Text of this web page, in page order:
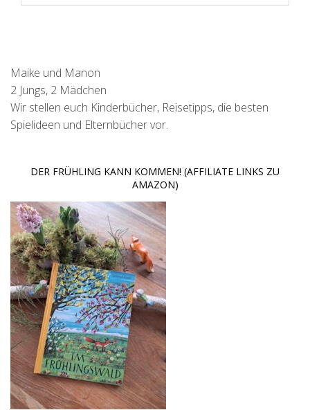
Maike und Manon
2 Jungs, 2 Mädchen
Wir stellen euch Kinderbücher, Reisetipps, die besten
Spielideen und Elternbücher vor.
DER FRÜHLING KANN KOMMEN! (AFFILIATE LINKS ZU
AMAZON)